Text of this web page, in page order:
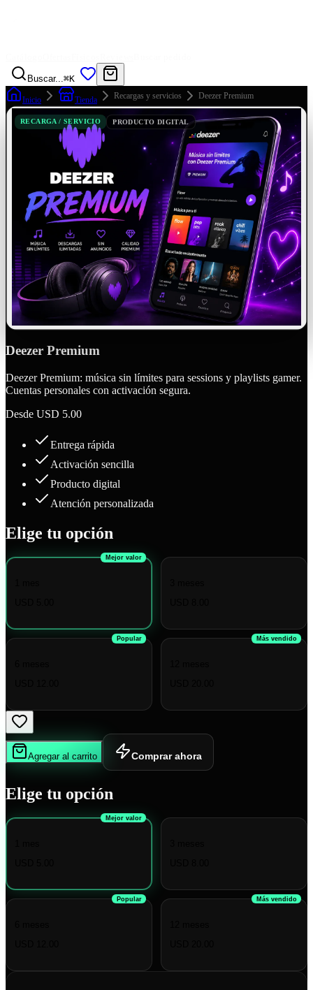
Buscar...⌘K
Inicio Tienda Recargas y servicios Deezer Premium
RECARGA / SERVICIO PRODUCTO DIGITAL
Deezer Premium
Deezer Premium: música sin límites para sessions y playlists gamer.
Cuentas personales con activación segura.
Desde USD 5.00
Entrega rápida
Activación sencilla
Producto digital
Atención personalizada
Elige tu opción
Mejor valor
Popular Más vendido
Agregar al carrito Comprar ahora
Elige tu opción
Mejor valor
Popular Más vendido